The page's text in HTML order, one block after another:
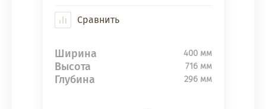
Сравнить
Ширина 400 мм
Высота 716 мм
Глубина 296 мм